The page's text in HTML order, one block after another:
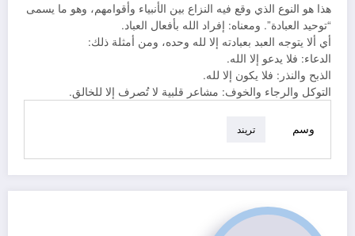
هذا هو النوع الذي وقع فيه النزاع بين الأنبياء وأقوامهم، وهو ما يسمى
“توحيد العبادة”. ومعناه: إفراد الله بأفعال العباد.
أي ألا يتوجه العبد بعبادته إلا لله وحده، ومن أمثلة ذلك:
الدعاء: فلا يدعو إلا الله.
الذبح والنذر: فلا يكون إلا لله.
التوكل والرجاء والخوف: مشاعر قلبية لا تُصرف إلا للخالق.
وسم تريند